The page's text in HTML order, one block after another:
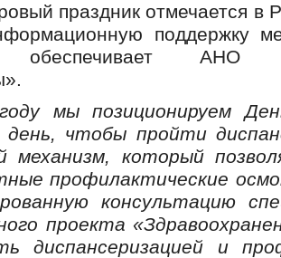
праздник отмечается в
поддержку
обеспечивает АНО
мы позиционируем
день, чтобы пройти
механизм, который
профилактические
консультацию
проекта
диспансеризацией и